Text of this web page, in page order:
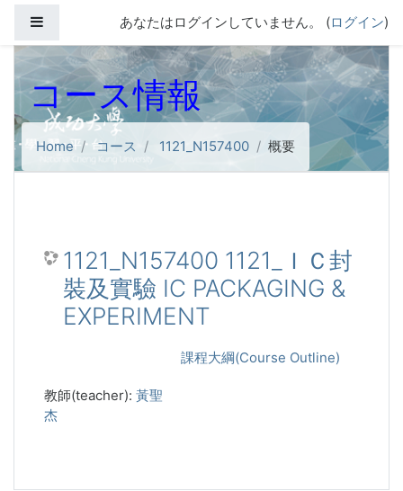
サイドパネルあなたはログインしていません。 (ログイン)
コース情報
Home コース 1121_N157400 概要
1121_N157400 1121_ＩＣ封
裝及實驗 IC PACKAGING &
EXPERIMENT
課程大綱(Course Outline)
教師(teacher): 黃聖
杰